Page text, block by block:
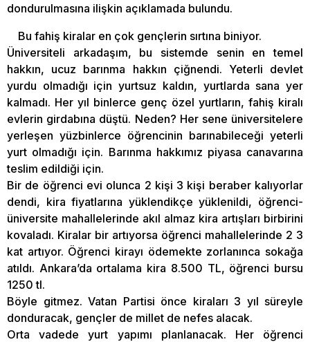
dondurulmasına ilişkin açıklamada bulundu.
Bu fahiş kiralar en çok gençlerin sırtına biniyor.
Üniversiteli arkadaşım, bu sistemde senin en temel
hakkın, ucuz barınma hakkın çiğnendi. Yeterli devlet
yurdu olmadığı için yurtsuz kaldın, yurtlarda sana yer
kalmadı. Her yıl binlerce genç özel yurtların, fahiş kiralı
evlerin girdabına düştü. Neden? Her sene üniversitelere
yerleşen yüzbinlerce öğrencinin barınabileceği yeterli
yurt olmadığı için. Barınma hakkımız piyasa canavarına
teslim edildiği için.
Bir de öğrenci evi olunca 2 kişi 3 kişi beraber kalıyorlar
dendi, kira fiyatlarına yüklendikçe yüklenildi, öğrenci-
üniversite mahallelerinde akıl almaz kira artışları birbirini
kovaladı. Kiralar bir artıyorsa öğrenci mahallelerinde 2 3
kat artıyor. Öğrenci kirayı ödemekte zorlanınca sokağa
atıldı. Ankara’da ortalama kira 8.500 TL, öğrenci bursu
1250 tl.
Böyle gitmez. Vatan Partisi önce kiraları 3 yıl süreyle
donduracak, gençler de millet de nefes alacak.
Orta vadede yurt yapımı planlanacak. Her öğrenci